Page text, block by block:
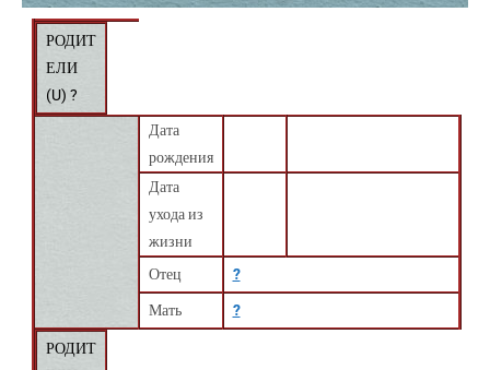
РОДИТ
ЕЛИ
(U) ?
Дата
рождения
Дата
ухода из
жизни
Отец
?
Мать ?
РОДИТ